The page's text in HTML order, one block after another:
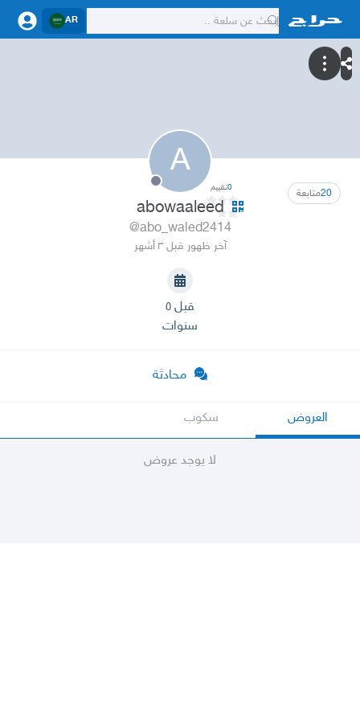
AR
A
20متابعة 0تقييم
abowaaleed
@abo_waled2414
آخر ظهور قبل ٣ أشهر
قبل ٥
سنوات
محادثة
العروض سكوب
لا يوجد عروض